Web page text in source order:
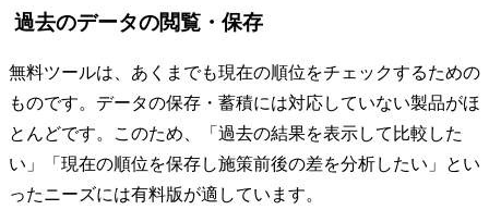
過去のデータの閲覧・保存
無料ツールは、あくまでも現在の順位をチェックするための
ものです。データの保存・蓄積には対応していない製品がほ
とんどです。このため、「過去の結果を表示して比較した
い」「現在の順位を保存し施策前後の差を分析したい」とい
ったニーズには有料版が適しています。